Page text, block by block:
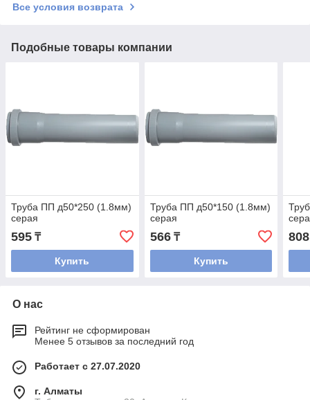
Все условия возврата
Подобные товары компании
Труба ПП д50*250 (1.8мм)
серая
595 ₸
Купить
Труба ПП д50*150 (1.8мм)
серая
566₸
Купить
808
О нас
Рейтинг не сформирован
Менее 5 отзывов за последний год
Работает с 27.07.2020
г. Алматы